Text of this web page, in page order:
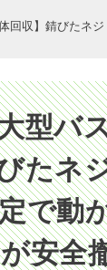
回収】錆びたネ
型バ
たネ
で動
安全